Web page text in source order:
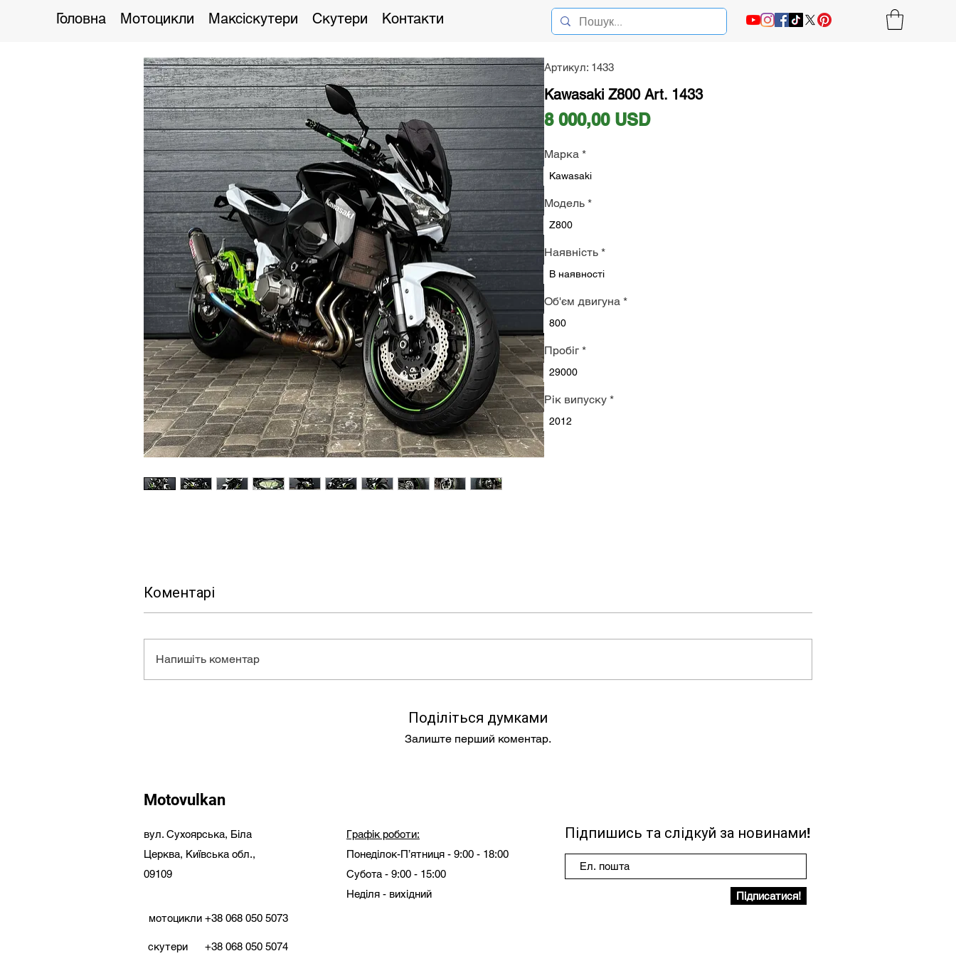
Головна Мотоцикли Максіскутери Скутери Контакти
Артикул: 1433
Kawasaki Z800 Art. 1433
8 000,00 USDЦіна
Марка *
Kawasaki
Модель *
Z800
Наявність *
В наявності
Об'єм двигуна *
800
Пробіг *
29000
Рік випуску *
2012
Коментарі
Напишіть коментар
Поділіться думками
Залиште перший коментар.
Motovulkan
вул. Сухоярська, Біла
Церква, Київська обл.,
09109
мотоцикли +38 068 050 5073
скутери +38 068 050 5074
Графік роботи:
Понеділок-П’ятниця - 9:00 - 18:00
Субота - 9:00 - 15:00
Неділя - вихідний
Підпишись та слідкуй за новинами!
Підписатися!